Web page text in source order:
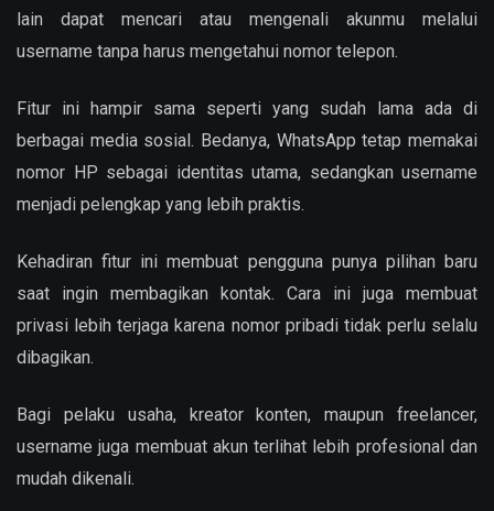
lain dapat mencari atau mengenali akunmu melalui
username tanpa harus mengetahui nomor telepon.
Fitur ini hampir sama seperti yang sudah lama ada di
berbagai media sosial. Bedanya, WhatsApp tetap memakai
nomor HP sebagai identitas utama, sedangkan username
menjadi pelengkap yang lebih praktis.
Kehadiran fitur ini membuat pengguna punya pilihan baru
saat ingin membagikan kontak. Cara ini juga membuat
privasi lebih terjaga karena nomor pribadi tidak perlu selalu
dibagikan.
Bagi pelaku usaha, kreator konten, maupun freelancer,
username juga membuat akun terlihat lebih profesional dan
mudah dikenali.